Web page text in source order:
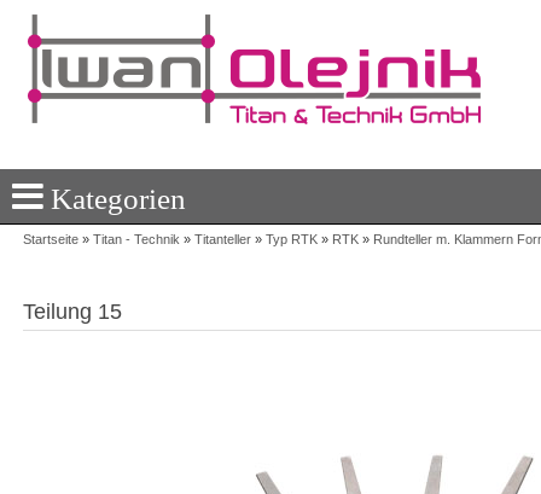
Kategorien
Startseite »Titan - Technik »Titanteller »Typ RTK » RTK » Rundteller m. Klammern
Teilung 15